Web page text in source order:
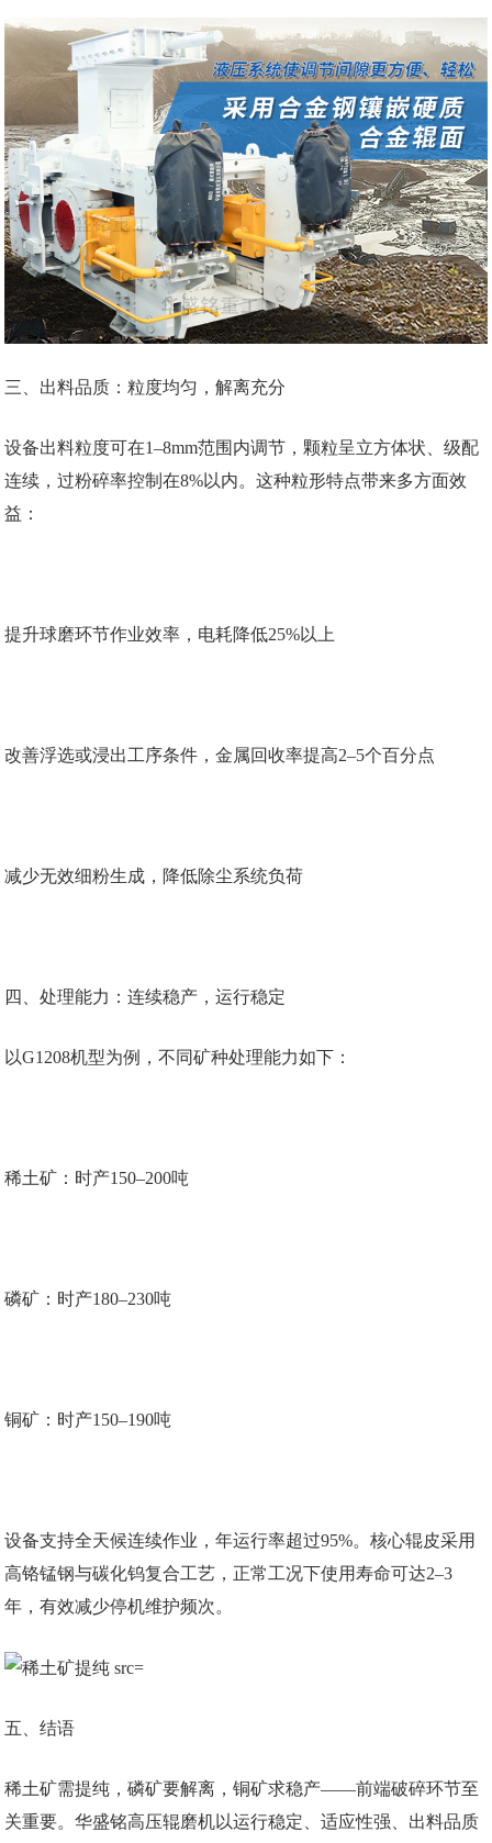
三、出料品质：粒度均匀，解离充分
设备出料粒度可在1–8mm范围内调节，颗粒呈立方体状、级配
连续，过粉碎率控制在8%以内。这种粒形特点带来多方面效
益：
提升球磨环节作业效率，电耗降低25%以上
改善浮选或浸出工序条件，金属回收率提高2–5个百分点
减少无效细粉生成，降低除尘系统负荷
四、处理能力：连续稳产，运行稳定
以G1208机型为例，不同矿种处理能力如下：
稀土矿：时产150–200吨
磷矿：时产180–230吨
铜矿：时产150–190吨
设备支持全天候连续作业，年运行率超过95%。核心辊皮采用
高铬锰钢与碳化钨复合工艺，正常工况下使用寿命可达2–3
年，有效减少停机维护频次。
五、结语
稀土矿需提纯，磷矿要解离，铜矿求稳产——前端破碎环节至
关重要。华盛铭高压辊磨机以运行稳定、适应性强、出料品质